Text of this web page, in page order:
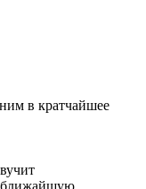
в кратчайшее
ближайшую